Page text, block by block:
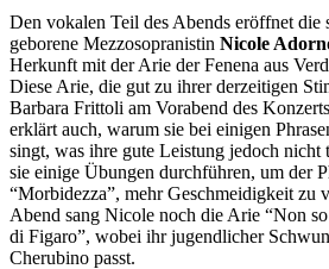
Den vokalen Teil des Abends eröffnet die
geborene Mezzosopranistin Nicole
Herkunft mit der Arie der Fenena aus
Diese Arie, die gut zu ihrer derzeitigen
Barbara Frittoli am Vorabend des
erklärt auch, warum sie bei einigen
singt, was ihre gute Leistung jedoch nicht
sie einige Übungen durchführen, um der
“Morbidezza”, mehr Geschmeidigkeit zu
Abend sang Nicole noch die Arie “Non
di Figaro”, wobei ihr jugendlicher
Cherubino passt.